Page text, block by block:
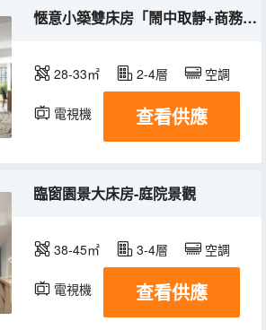
愜意小築雙床房「鬧中取靜+商務辦公桌」
28-33㎡ 2-4層 空調
電視機 查看供應
臨窗園景大床房-庭院景觀
38-45㎡ 3-4層 空調
電視機 查看供應